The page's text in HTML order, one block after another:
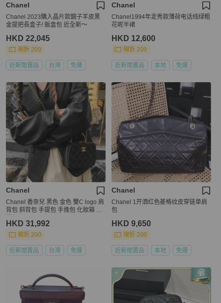
Chanel
Chanel 2023購入晶片款鏡子羊皮黑
金提把長盒子/ 飯盒包 近全新～
HKD 22,045
現折 200
近新閒置品 台灣 免運
Chanel
Chanel1994年走秀款薄荷电话线绿粗
花呢半裙
HKD 12,600
現折 200
近新閒置品 本地 免運
Chanel
Chanel 香奈兒 黑色 金色 雙C logo 肩
背包 斜背包 手提包 手挽包 化妝箱 相
HKD 31,992
現折 200
近新閒置品 台灣 免運
Chanel
Chanel 1开酒红色菱格纹皮穿链单肩
包
HKD 9,650
現折 200
近新閒置品 本地 免運